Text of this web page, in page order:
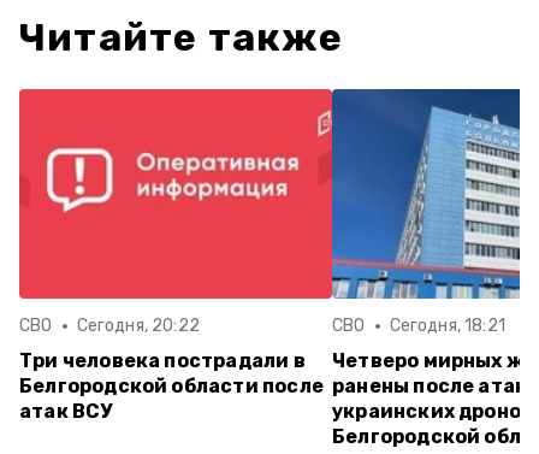
Читайте также
СВО Сегодня, 20:22
Три человека пострадали в
Белгородской области после
атак ВСУ
СВО Сегодня, 18:21
Четверо мирных
ранены после атак
украинских дронов
Белгородской